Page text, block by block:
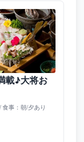
載♪大将お
事：朝/夕あり